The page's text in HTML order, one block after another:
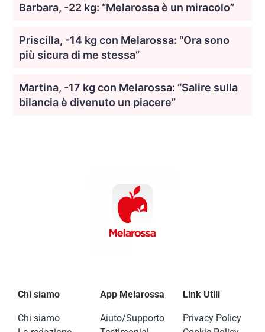
Barbara, -22 kg: “Melarossa è un miracolo”
Priscilla, -14 kg con Melarossa: “Ora sono
più sicura di me stessa”
Martina, -17 kg con Melarossa: “Salire sulla
bilancia è divenuto un piacere”
Chi siamo
Chi siamo
App Melarossa
Aiuto/Supporto
Link Utili
Privacy Policy